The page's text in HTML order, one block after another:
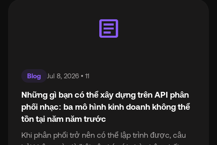
article
Blog Jul 8, 2026 • 11
Những gì bạn có thể xây dựng trên API phân
phối nhạc: ba mô hình kinh doanh không thể
tồn tại năm năm trước
Khi phân phối trở nên có thể lập trình được, câu